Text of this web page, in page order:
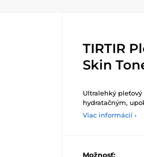
TIRTIR
Skin
Ultralehký
hydratačným,
Viac informácií ›
Možnosť: